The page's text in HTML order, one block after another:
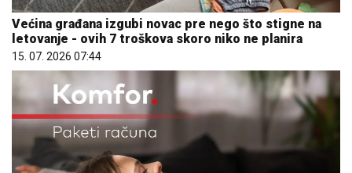
Većina građana izgubi novac pre nego što stigne na
letovanje - ovih 7 troškova skoro niko ne planira
15. 07. 2026 07:44